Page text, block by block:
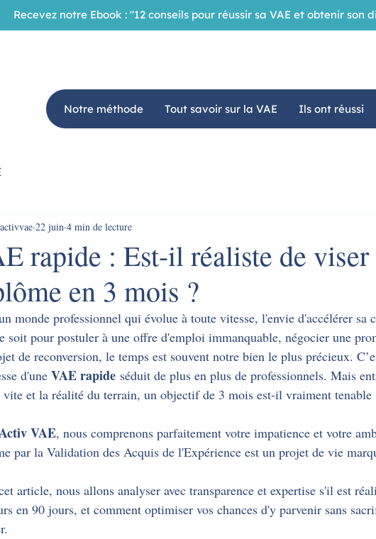
Recevez notre Ebook : "12 conseils pour réussir sa VAE et obtenir son
Notre méthode Tout savoir sur la VAE Ils ont réussi
rapide : Est-il réaliste de
en 3 mois ?
activvae 22 juin 4 min de lecture
monde professionnel qui évolue à toute vitesse, l'envie d'accélérer sa
soit pour postuler à une offre d'emploi immanquable, négocier une
de reconversion, le temps est souvent notre bien le plus précieux.
d'une VAE rapide séduit de plus en plus de professionnels. Mais
et la réalité du terrain, un objectif de 3 mois est-il vraiment tenable
VAE, nous comprenons parfaitement votre impatience et votre
par la Validation des Acquis de l'Expérience est un projet de vie
article, nous allons analyser avec transparence et expertise s'il est
en 90 jours, et comment optimiser vos chances d'y parvenir sans